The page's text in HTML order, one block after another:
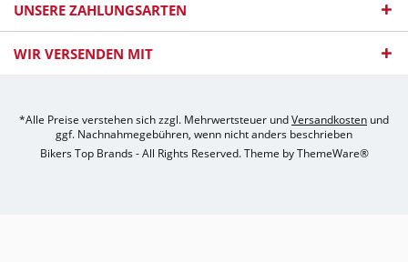
UNSERE ZAHLUNGSARTEN
WIR VERSENDEN MIT
*Alle Preise verstehen sich zzgl. Mehrwertsteuer undVersandkosten und
ggf. Nachnahmegebühren, wenn nicht anders beschrieben
Bikers Top Brands - All Rights Reserved. Theme byThemeWare®